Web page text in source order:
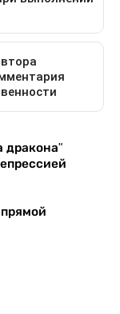
дракона"
прямой